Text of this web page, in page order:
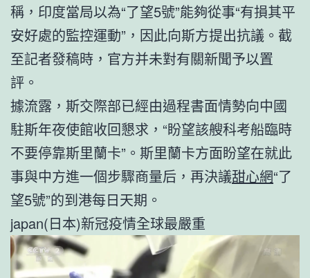
稱，印度當局以為“了望5號”能夠從事“有損其平
安好處的監控運動”，因此向斯方提出抗議。截
至記者發稿時，官方并未對有關新聞予以置
評。
據流露，斯交際部已經由過程書面情勢向中國
駐斯年夜使館收回懇求，“盼望該艘科考船臨時
不要停靠斯里蘭卡”。斯里蘭卡方面盼望在就此
事與中方進一個步驟商量后，再決議甜心網“了
望5號”的到港每日天期。
japan(日本)新冠疫情全球最嚴重